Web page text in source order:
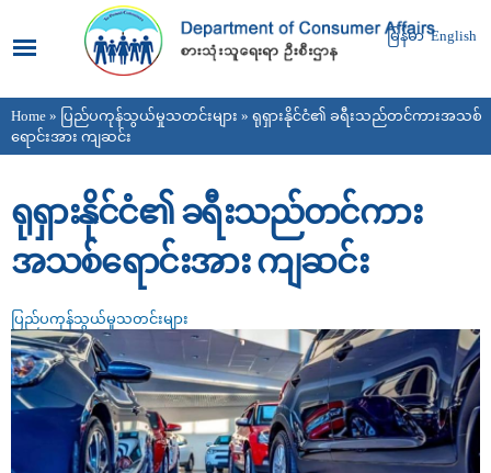
main
content
မြန်မာ English
You are here
Home » ပြည်ပကုန်သွယ်မှုသတင်းများ » ရုရှားနိုင်ငံ၏ ခရီးသည်တင်ကားအသစ်
ရောင်းအား ကျဆင်း
ရုရှားနိုင်ငံ၏ ခရီးသည်တင်ကား
အသစ်ရောင်းအား ကျဆင်း
ပြည်ပကုန်သွယ်မှုသတင်းများ